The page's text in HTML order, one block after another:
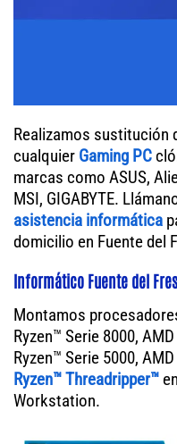
Realizamos sustitución
cualquier Gaming PC
marcas como ASUS,
MSI, GIGABYTE.
asistencia informática
domicilio en Fuente del
Informático Fuente del
Montamos
Ryzen™ Serie 8000,
Ryzen™ Serie 5000,
Ryzen™ Threadripper™
Workstation.